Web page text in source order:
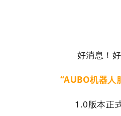
好消息！
“AUBO机器人
1.0版本正